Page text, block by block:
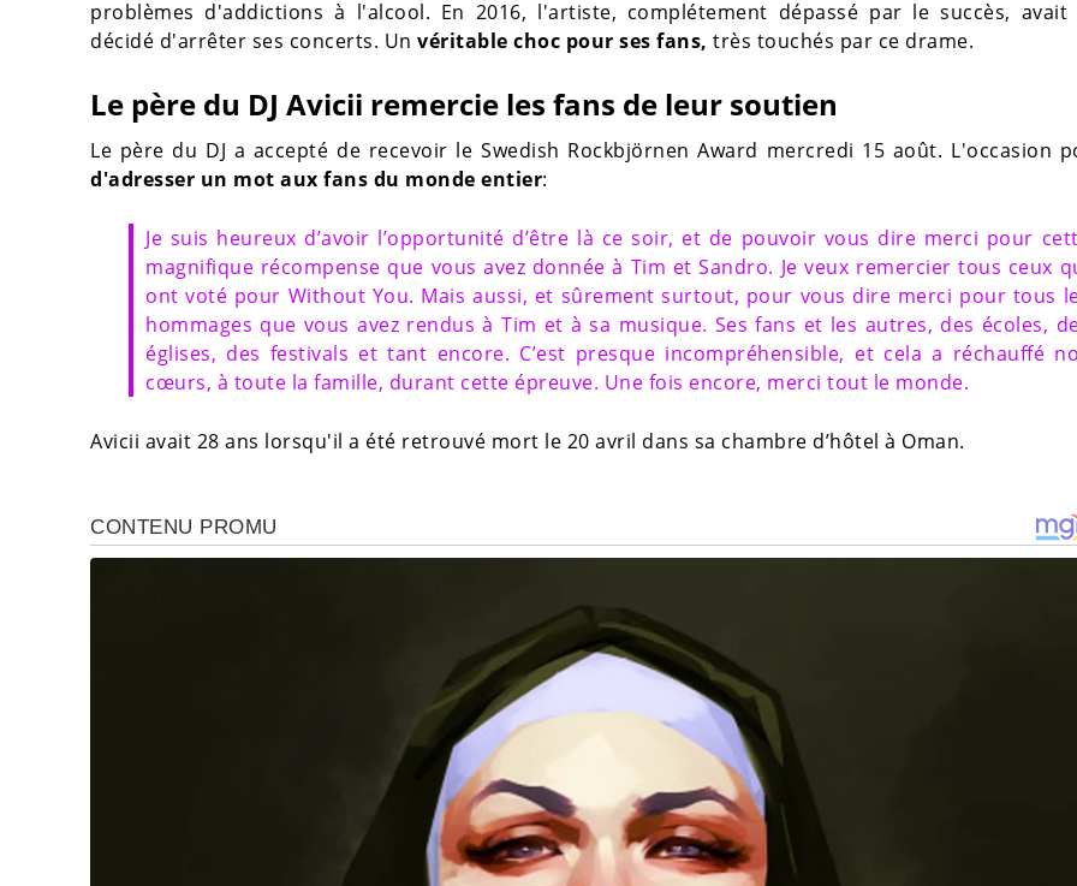
problèmes d'addictions à l'alcool. En 2016, l'artiste, complétement dépassé par le succès, avait
décidé d'arrêter ses concerts. Un véritable choc pour ses fans, très touchés par ce drame.
Le père du DJ Avicii remercie les fans de leur soutien
Le père du DJ a accepté de recevoir le Swedish Rockbjörnen Award mercredi 15 août. L'occasion
d'adresser un mot aux fans du monde entier:
Je suis heureux d’avoir l’opportunité d’être là ce soir, et de pouvoir vous dire merci pour
magnifique récompense que vous avez donnée à Tim et Sandro. Je veux remercier tous ceux
ont voté pour Without You. Mais aussi, et sûrement surtout, pour vous dire merci pour tous
hommages que vous avez rendus à Tim et à sa musique. Ses fans et les autres, des écoles,
églises, des festivals et tant encore. C’est presque incompréhensible, et cela a réchauffé
cœurs, à toute la famille, durant cette épreuve. Une fois encore, merci tout le monde.
Avicii avait 28 ans lorsqu'il a été retrouvé mort le 20 avril dans sa chambre d’hôtel à Oman.